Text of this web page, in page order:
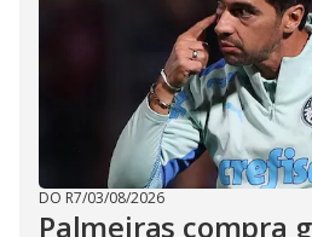
DO R7/03/08/2026
Palmeiras compra